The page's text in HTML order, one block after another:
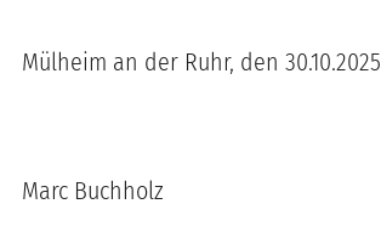
Mülheim an der Ruhr, den 30.10.2025
Marc Buchholz